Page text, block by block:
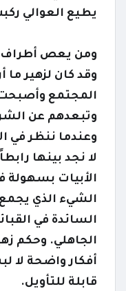
يطيع العوالي
ومن يعص أطراف
وقد كان لزهير ما
المجتمع
وتبعدهم عن
وعندما ننظر في
لا نجد بينها
الأبيات بسهولة
الشيء الذي يجمع
السائدة في
الجاهلي. وحكم
أفكار واضحة
قابلة للتأويل.